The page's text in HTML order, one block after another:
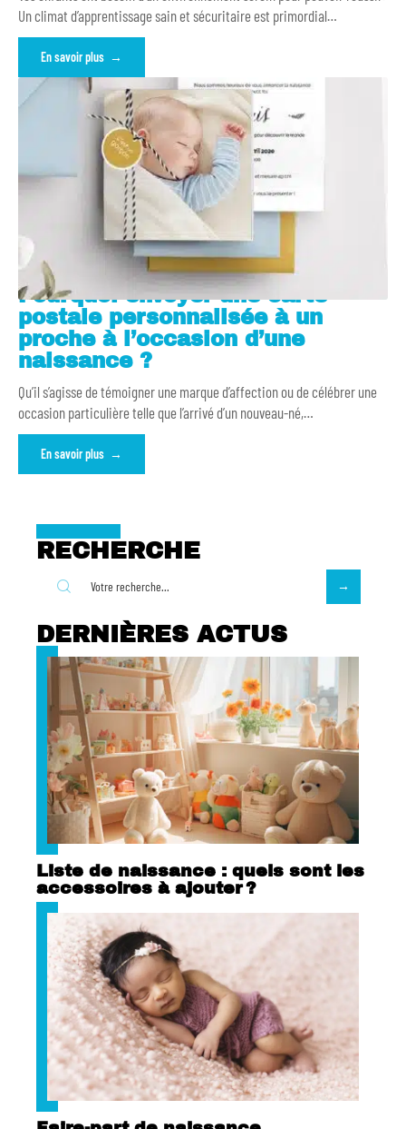
Un climat d’apprentissage sain et sécuritaire est primordial…
En savoir plus
Pourquoi envoyer une carte
postale personnalisée à un
proche à l’occasion d’une
naissance ?
Qu’il s’agisse de témoigner une marque d’affection ou de célébrer une
occasion particulière telle que l’arrivé d’un nouveau-né,…
En savoir plus
RECHERCHE
DERNIÈRES ACTUS
Liste de naissance : quels sont les
accessoires à ajouter ?